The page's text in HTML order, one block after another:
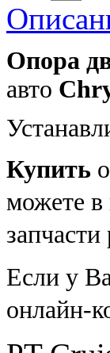
Опора
авто
Купить
можете в
запчасти
Если у
онлайн-